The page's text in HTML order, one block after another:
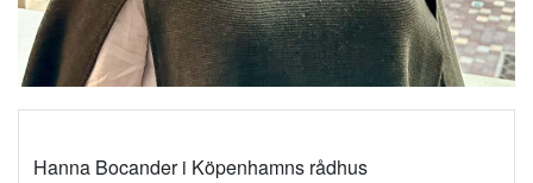
Hanna Bocander i Köpenhamns rådhus